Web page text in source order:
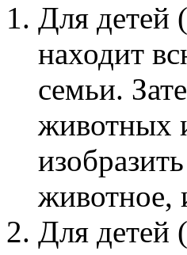
Для детей
находит
семьи.
животных
животное,
Для детей